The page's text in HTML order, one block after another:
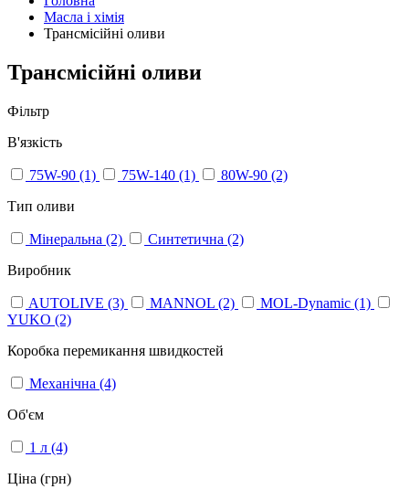
Масла і хімія
Трансмісійні оливи
Трансмісійні оливи
Фільтр
В'язкість
75W-90 (1) 75W-140 (1) 80W-90 (2)
Тип оливи
Мінеральна (2) Синтетична (2)
Виробник
AUTOLIVE (3) MANNOL (2) MOL-Dynamic (1)
YUKO (2)
Коробка перемикання швидкостей
Механічна (4)
Об'єм
1 л (4)
Ціна (грн)